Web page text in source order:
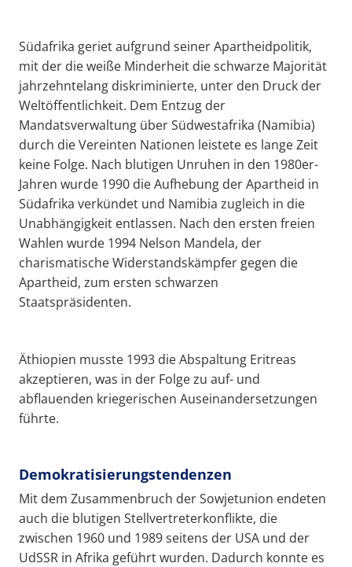
Südafrika geriet aufgrund seiner Apartheidpolitik,
mit der die weiße Minderheit die schwarze Majorität
jahrzehntelang diskriminierte, unter den Druck der
Weltöffentlichkeit. Dem Entzug der
Mandatsverwaltung über Südwestafrika (Namibia)
durch die Vereinten Nationen leistete es lange Zeit
keine Folge. Nach blutigen Unruhen in den 1980er-
Jahren wurde 1990 die Aufhebung der Apartheid in
Südafrika verkündet und Namibia zugleich in die
Unabhängigkeit entlassen. Nach den ersten freien
Wahlen wurde 1994 Nelson Mandela, der
charismatische Widerstandskämpfer gegen die
Apartheid, zum ersten schwarzen
Staatspräsidenten.
Äthiopien musste 1993 die Abspaltung Eritreas
akzeptieren, was in der Folge zu auf- und
abflauenden kriegerischen Auseinandersetzungen
führte.
Demokratisierungstendenzen
Mit dem Zusammenbruch der Sowjetunion endeten
auch die blutigen Stellvertreterkonflikte, die
zwischen 1960 und 1989 seitens der USA und der
UdSSR in Afrika geführt wurden. Dadurch konnte es